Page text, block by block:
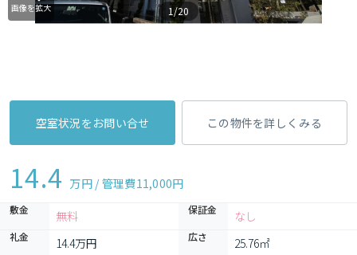
画像を拡大 1/20
空室状況をお問い合せ この物件を詳しくみる
14.4 万円 / 管理費11,000円
敷金 無料 保証金 なし
礼金 14.4万円 広さ 25.76㎡